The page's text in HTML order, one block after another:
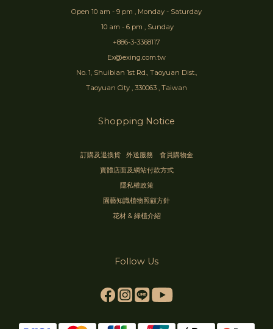
Open 10 am - 9 pm , Monday - Saturday
10 am - 6 pm , Sunday
+886-3-3368117
Ex@exing.com.tw
No. 1, Shuibian 1st Rd., Taoyuan Dist.,
Taoyuan City , 330063 , Taiwan
Shopping Notice
訂購及退換貨 外送服務
會員購物金
實體店面及網站付款方式
隱私權政策
園藝知識植物照顧方針
花材 & 綠植介紹
Follow Us